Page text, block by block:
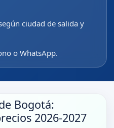
ciudad de salida y
o WhatsApp.
Bogotá:
2026-2027